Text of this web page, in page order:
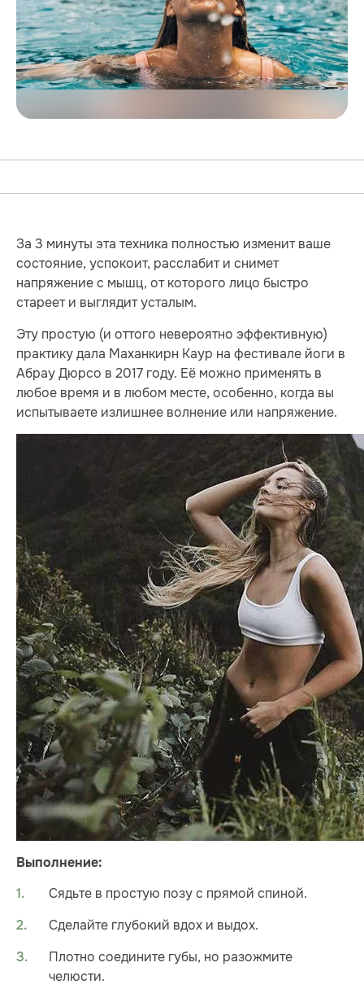
За 3 минуты эта техника полностью изменит ваше
состояние, успокоит, расслабит и снимет
напряжение с мышц, от которого лицо быстро
стареет и выглядит усталым.
Эту простую (и оттого невероятно эффективную)
практику дала Маханкирн Каур на фестивале йоги в
Абрау Дюрсо в 2017 году. Её можно применять в
любое время и в любом месте, особенно, когда вы
испытываете излишнее волнение или напряжение.
Выполнение:
Cядьте в простую позу с прямой спиной.
Сделайте глубокий вдох и выдох.
Плотно соедините губы, но разожмите
челюсти.